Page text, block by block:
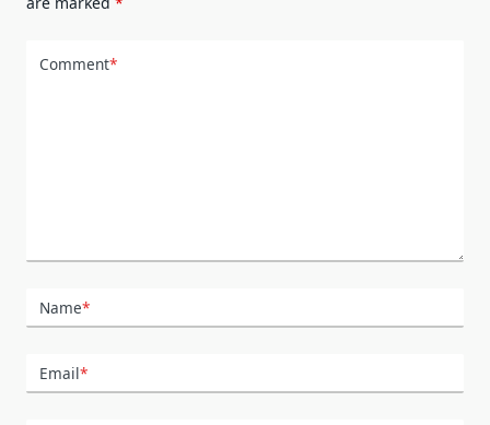
Comment*
Name*
Email*